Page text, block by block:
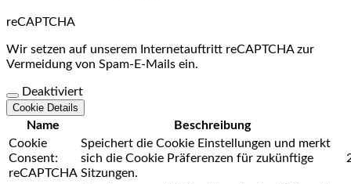
reCAPTCHA
Wir setzen auf unserem Internetauftritt reCAPTCHA zur
Vermeidung von Spam-E-Mails ein.
Deaktiviert
Cookie Details
Name Beschreibung
Cookie
Consent:
reCAPTCHA
Speichert die Cookie Einstellungen und merkt
sich die Cookie Präferenzen für zukünftige
Sitzungen.